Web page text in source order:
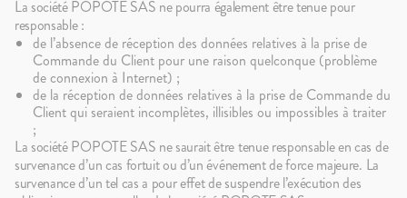
La société POPOTE SAS ne pourra également être tenue pour
responsable :
de l’absence de réception des données relatives à la prise de
Commande du Client pour une raison quelconque (problème
de connexion à Internet) ;
de la réception de données relatives à la prise de Commande du
Client qui seraient incomplètes, illisibles ou impossibles à traiter
;
La société POPOTE SAS ne saurait être tenue responsable en cas de
survenance d’un cas fortuit ou d’un événement de force majeure. La
survenance d’un tel cas a pour effet de suspendre l’exécution des